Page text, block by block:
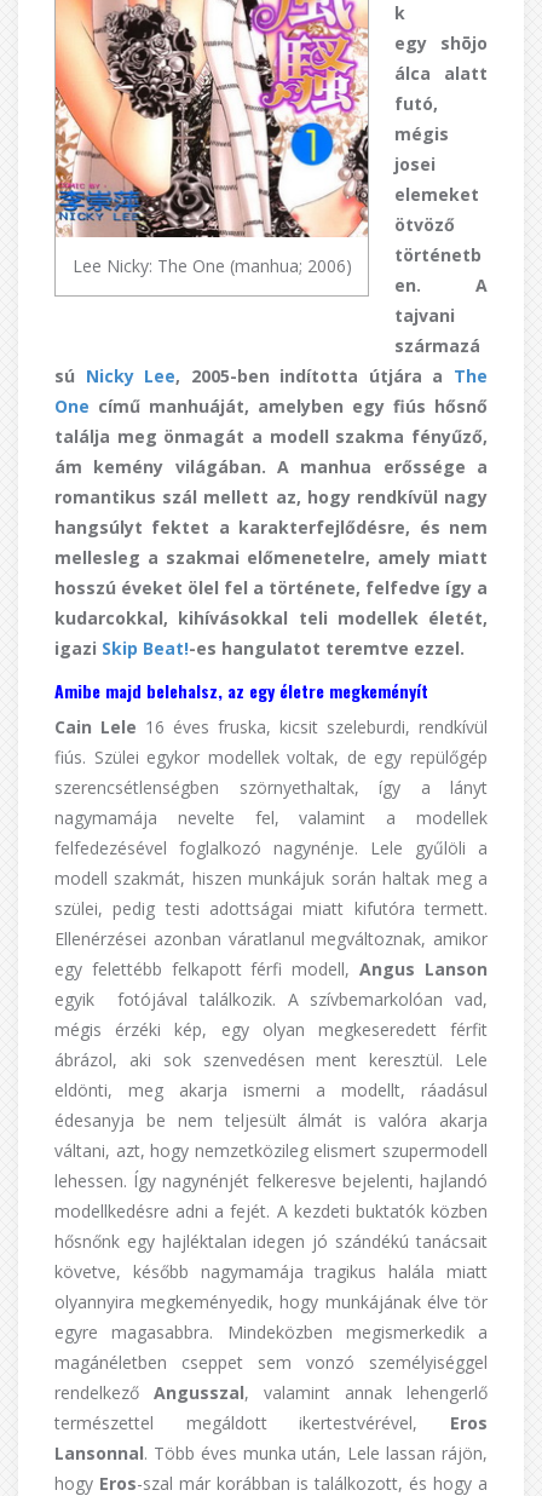
Lee Nicky: The One (manhua; 2006)
k
egy shōjo
álca alatt
futó,
mégis
josei
elemeket
ötvöző
történetb
en. A
tajvani
származá
sú Nicky Lee, 2005-ben indította útjára a The
One című manhuáját, amelyben egy fiús hősnő
találja meg önmagát a modell szakma fényűző,
ám kemény világában. A manhua erőssége a
romantikus szál mellett az, hogy rendkívül nagy
hangsúlyt fektet a karakterfejlődésre, és nem
mellesleg a szakmai előmenetelre, amely miatt
hosszú éveket ölel fel a története, felfedve így a
kudarcokkal, kihívásokkal teli modellek életét,
igazi Skip Beat!-es hangulatot teremtve ezzel.
Amibe majd belehalsz, az egy életre megkeményít
Cain Lele 16 éves fruska, kicsit szeleburdi, rendkívül
fiús. Szülei egykor modellek voltak, de egy repülőgép
szerencsétlenségben szörnyethaltak, így a lányt
nagymamája nevelte fel, valamint a modellek
felfedezésével foglalkozó nagynénje. Lele gyűlöli a
modell szakmát, hiszen munkájuk során haltak meg a
szülei, pedig testi adottságai miatt kifutóra termett.
Ellenérzései azonban váratlanul megváltoznak, amikor
egy felettébb felkapott férfi modell,Angus Lanson
egyik fotójával találkozik. A szívbemarkolóan vad,
mégis érzéki kép, egy olyan megkeseredett férfit
ábrázol, aki sok szenvedésen ment keresztül. Lele
eldönti, meg akarja ismerni a modellt, ráadásul
édesanyja be nem teljesült álmát is valóra akarja
váltani, azt, hogy nemzetközileg elismert szupermodell
lehessen. Így nagynénjét felkeresve bejelenti, hajlandó
modellkedésre adni a fejét. A kezdeti buktatók közben
hősnőnk egy hajléktalan idegen jó szándékú tanácsait
követve, később nagymamája tragikus halála miatt
olyannyira megkeményedik, hogy munkájának élve tör
egyre magasabbra. Mindeközben megismerkedik a
magánéletben cseppet sem vonzó személyiséggel
rendelkező Angusszal, valamint annak lehengerlő
természettel megáldott ikertestvérével, Eros
Lansonnal. Több éves munka után, Lele lassan rájön,
hogy Eros-szal már korábban is találkozott, és hogy a